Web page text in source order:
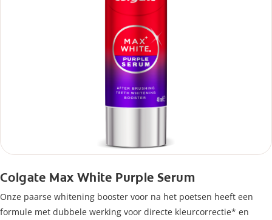
Colgate Max White Purple Serum
Onze paarse whitening booster voor na het poetsen heeft een
formule met dubbele werking voor directe kleurcorrectie* en